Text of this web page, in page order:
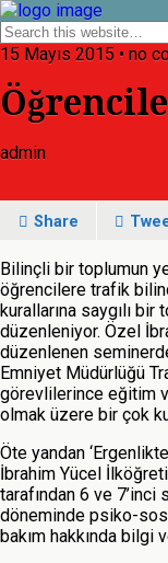
15 Mayıs 2015 • no
admin
Share
Bilinçli bir toplumun
öğrencilere trafik
kurallarına saygılı
düzenleniyor. Özel
düzenlenen
Emniyet Müdürlüğü
görevlilerince eğitim
olmak üzere bir çok
Öte yandan
İbrahim Yücel
tarafından 6 ve 7’inci
döneminde psiko-
bakım hakkında bilgi